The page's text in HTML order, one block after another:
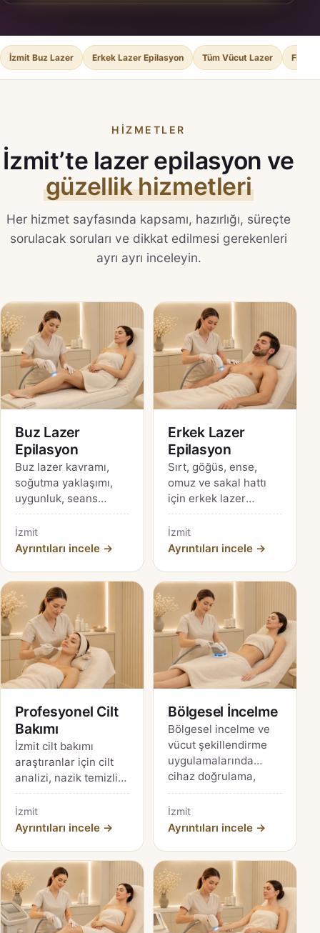
İzmit Buz Lazer Erkek Lazer Epilasyon Tüm Vücut Lazer Fiyat
HIZMETLER
İzmit’te lazer epilasyon ve
güzellik hizmetleri
Her hizmet sayfasında kapsamı, hazırlığı, süreçte
sorulacak soruları ve dikkat edilmesi gerekenleri
ayrı ayrı inceleyin.
Buz Lazer
Epilasyon
Buz lazer kavramı,
soğutma yaklaşımı,
uygunluk, seans
süreci ve güncel
cihazı doğrularken
sorulacaklar için
rehberi.
İzmit
Ayrıntıları incele →
Erkek Lazer
Epilasyon
Sırt, göğüs, ense,
omuz ve sakal hattı
için erkek lazer
epilasyon planı;
mahremiyet, hazırlık
ve beklenti rehberi.
İzmit
Ayrıntıları incele →
Profesyonel Cilt
Bakımı
İzmit cilt bakımı
araştıranlar için cilt
analizi, nazik temizlik,
nemlendirme, ürün
güvenliği ve ev
rutiniyle uyum
İzmit
Ayrıntıları incele →
Bölgesel İncelme
Bölgesel incelme ve
vücut şekillendirme
uygulamalarında
cihaz doğrulama,
gerçekçi beklenti,
sınırlamalar ve
güvenlik soruları.
İzmit
Ayrıntıları incele →